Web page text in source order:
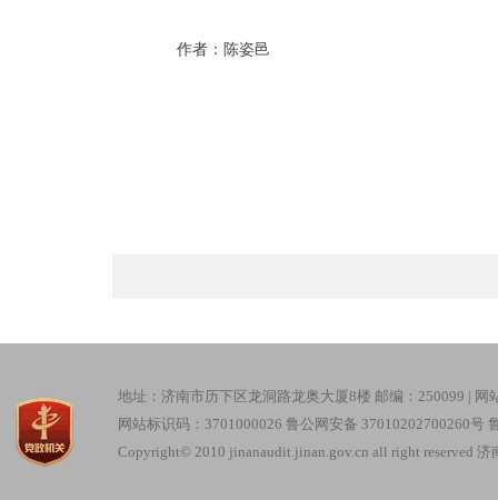
作者：陈姿邑
地址：济南市历下区龙洞路龙奥大厦8楼 邮编：250099 | 网
网站标识码：3701000026 鲁公网安备 37010202700260号
Copyright© 2010 jinanaudit.jinan.gov.cn all right reserved